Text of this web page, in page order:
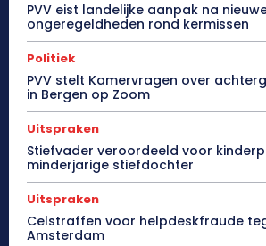
PVV eist landelijke aanpak na
ongeregeldheden rond kermissen
Politiek
PVV stelt Kamervragen over
in Bergen op Zoom
Uitspraken
Stiefvader veroordeeld voor
minderjarige stiefdochter
Uitspraken
Celstraffen voor helpdeskfraude
Amsterdam